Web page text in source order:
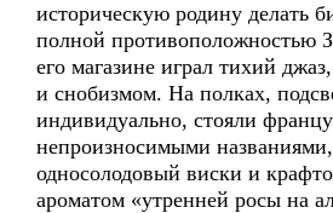
историческую родину делать
полной противоположностью
его магазине играл тихий
и снобизмом. На полках,
индивидуально, стояли
непроизносимыми названиями,
односолодовый виски и
ароматом «утренней росы на